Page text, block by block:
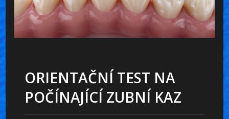
ORIENTAČNÍ TEST NA
POČÍNAJÍCÍ ZUBNÍ KAZ